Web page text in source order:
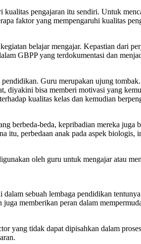
kualitas pengajaran itu sendiri. Untuk
faktor yang mempengaruhi kualitas
belajar mengajar. Kepastian dari
GBPP yang terdokumentasi dan
Guru merupakan ujung
diyakini bisa memberi motivasi yang
kualitas kelas dan kemudian
berbeda-beda, kepribadian mereka
itu, perbedaan anak pada aspek
oleh guru untuk mengajar atau
dalam sebuah lembaga pendidikan
memberikan peran dalam
yang tidak dapat dipisahkan dalam